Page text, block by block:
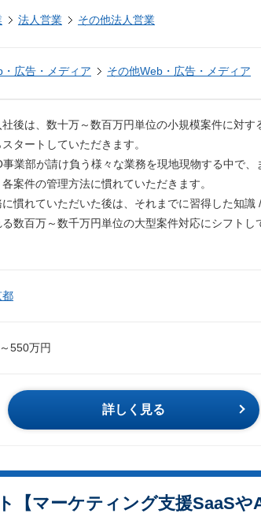
法人営業 その他法人営業
・広告・メディア その他Web・広告・メディア
社後は、数十万～数百万円単位の小規模案件に対
タートしていただきます。
事業部が請け負う様々な業務を現地現物する中で
各案件の管理方法に慣れていただきます。
に慣れていただいた後は、それまでに習得した知
る数百万～数千万円単位の大型案件対応にシフトし
都
550万円
詳しく見る
【マーケティング支援SaaS